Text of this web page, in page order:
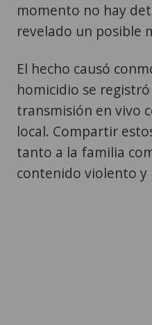
momento no hay
revelado un posible
El hecho causó
homicidio se
transmisión en vivo
local. Compartir
tanto a la familia
contenido violento y